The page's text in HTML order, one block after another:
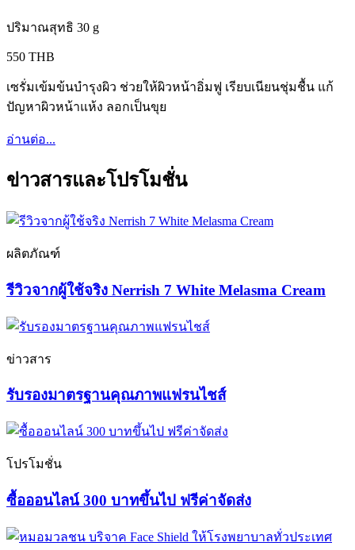
ปริมาณสุทธิ 30 g
550 THB
เซรั่มเข้มข้นบำรุงผิว ช่วยให้ผิวหน้าอิ่มฟู เรียบเนียนชุ่มชื้น แก้
ปัญหาผิวหน้าแห้ง ลอกเป็นขุย
อ่านต่อ...
ข่าวสารและโปรโมชั่น
ผลิตภัณฑ์
รีวิวจากผู้ใช้จริง Nerrish 7 White Melasma Cream
ข่าวสาร
รับรองมาตรฐานคุณภาพแฟรนไชส์
โปรโมชั่น
ซื้อออนไลน์ 300 บาทขึ้นไป ฟรีค่าจัดส่ง